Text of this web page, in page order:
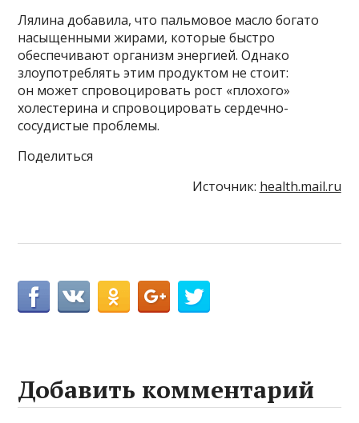
Лялина добавила, что пальмовое масло богато
насыщенными жирами, которые быстро
обеспечивают организм энергией. Однако
злоупотреблять этим продуктом не стоит:
он может спровоцировать рост «плохого»
холестерина и спровоцировать сердечно-
сосудистые проблемы.
Поделиться
Источник: health.mail.ru
Добавить комментарий